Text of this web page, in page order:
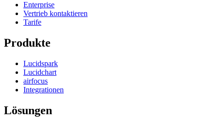
Enterprise
Vertrieb kontaktieren
Tarife
Produkte
Lucidspark
Lucidchart
airfocus
Integrationen
Lösungen